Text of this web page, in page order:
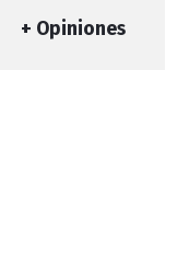
+ Opiniones